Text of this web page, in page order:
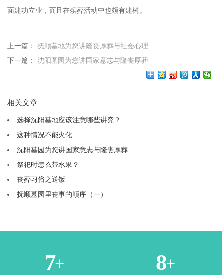
面建功立业，而且在殡葬活动中也颇有建树。
上一篇： 抚顺墓地为您讲隆丧厚葬与社会心理
下一篇： 沈阳墓园为您讲国家意志与隆丧厚葬
相关文章
选择沈阳墓地应该注意哪些讲究？
这种情况不能火化
沈阳墓园为您讲国家意志与隆丧厚葬
祭祀时怎么带水果？
丧葬习俗之送饭
抚顺墓园里丧事的顺序（一）
1+ 3+